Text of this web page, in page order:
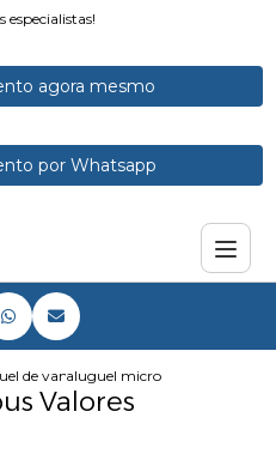
agora mesmo
por Whatsapp
de vans e microonibus
aluguel micro onibus valores
Valores